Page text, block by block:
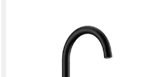
UVP336,32 €
lieferbar in 3 Wochen